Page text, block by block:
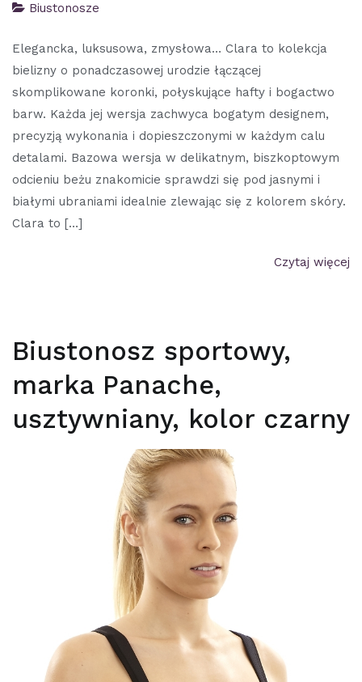
Biustonosze
Elegancka, luksusowa, zmysłowa… Clara to kolekcja
bielizny o ponadczasowej urodzie łączącej
skomplikowane koronki, połyskujące hafty i bogactwo
barw. Każda jej wersja zachwyca bogatym designem,
precyzją wykonania i dopieszczonymi w każdym calu
detalami. Bazowa wersja w delikatnym, biszkoptowym
odcieniu beżu znakomicie sprawdzi się pod jasnymi i
białymi ubraniami idealnie zlewając się z kolorem skóry.
Clara to […]
Czytaj więcej
Biustonosz sportowy,
marka Panache,
usztywniany, kolor czarny